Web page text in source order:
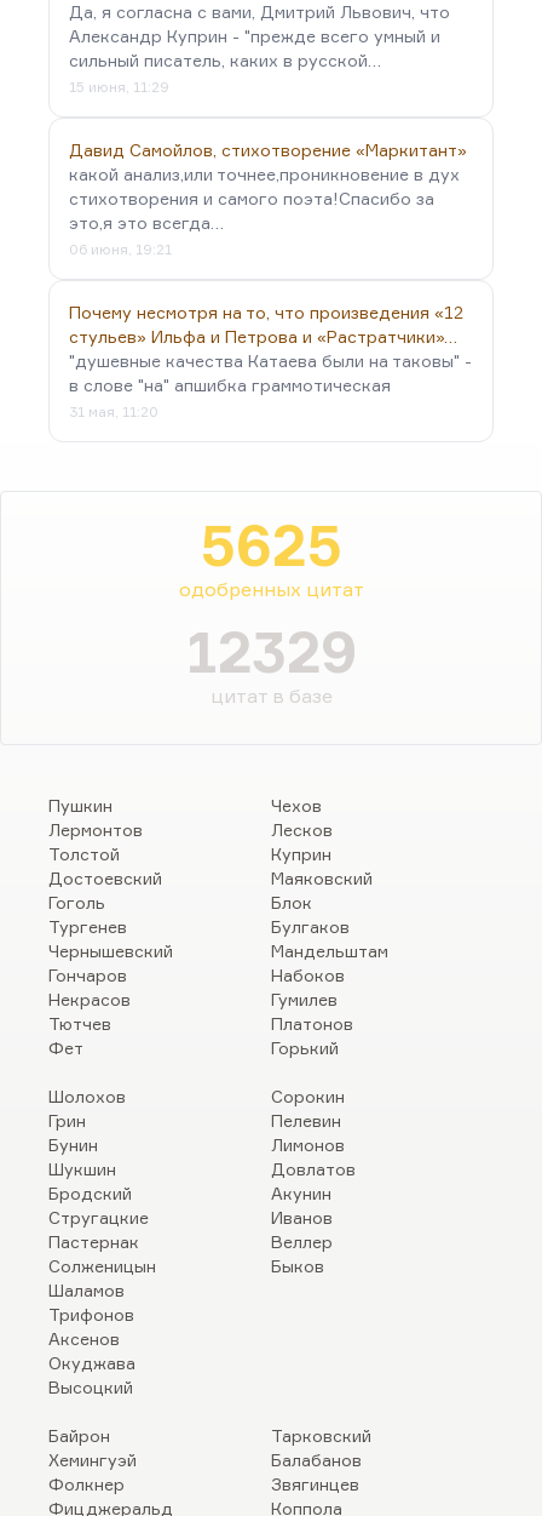
Да, я согласна с вами, Дмитрий Львович, что
Александр Куприн - "прежде всего умный и
сильный писатель, каких в русской…
15 июня, 11:29
Давид Самойлов, стихотворение «Маркитант»
какой анализ,или точнее,проникновение в дух
стихотворения и самого поэта!Спасибо за
это,я это всегда…
06 июня, 19:21
Почему несмотря на то, что произведения «12
стульев» Ильфа и Петрова и «Растратчики»…
"душевные качества Катаева были на таковы" -
в слове "на" апшибка граммотическая
31 мая, 11:20
5625
одобренных цитат
12329
цитат в базе
Пушкин
Лермонтов
Толстой
Достоевский
Гоголь
Тургенев
Чернышевский
Гончаров
Некрасов
Тютчев
Фет
Чехов
Лесков
Куприн
Маяковский
Блок
Булгаков
Мандельштам
Набоков
Гумилев
Платонов
Горький
Шолохов
Грин
Бунин
Шукшин
Бродский
Стругацкие
Пастернак
Солженицын
Шаламов
Трифонов
Аксенов
Окуджава
Высоцкий
Сорокин
Пелевин
Лимонов
Довлатов
Акунин
Иванов
Веллер
Быков
Байрон
Хемингуэй
Фолкнер
Фицджеральд
Тарковский
Балабанов
Звягинцев
Коппола